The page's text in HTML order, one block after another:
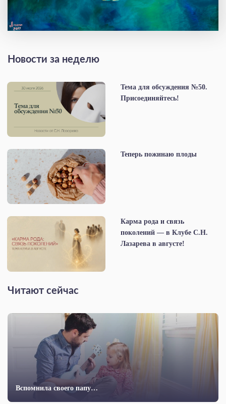
Новости за неделю
Тема для обсуждения №50.
Присоединяйтесь!
Теперь пожинаю плоды
Карма рода и связь
поколений — в Клубе С.Н.
Лазарева в августе!
Читают сейчас
Вспомнила своего папу…